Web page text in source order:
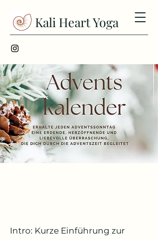
Kali Heart Yoga
Intro: Kurze Einführung zur